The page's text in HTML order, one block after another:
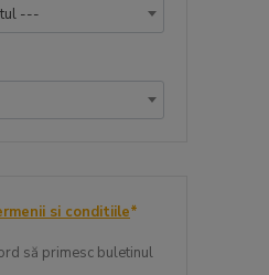
---
si conditiile*
să primesc buletinul